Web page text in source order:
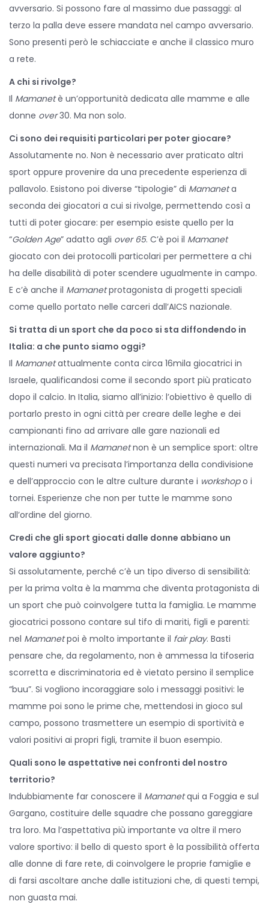
avversario. Si possono fare al massimo due passaggi: al
terzo la palla deve essere mandata nel campo avversario.
Sono presenti però le schiacciate e anche il classico muro
a rete.
A chi si rivolge?
Il Mamanetè un’opportunità dedicata alle mamme e alle
donne over30. Ma non solo.
Ci sono dei requisiti particolari per poter giocare?
Assolutamente no. Non è necessario aver praticato altri
sport oppure provenire da una precedente esperienza di
pallavolo. Esistono poi diverse “tipologie” di Mamaneta
seconda dei giocatori a cui si rivolge, permettendo così a
tutti di poter giocare: per esempio esiste quello per la
“Golden Age” adatto agli over 65. C’è poi il Mamanet
giocato con dei protocolli particolari per permettere a chi
ha delle disabilità di poter scendere ugualmente in campo.
E c’è anche il Mamanetprotagonista di progetti speciali
come quello portato nelle carceri dall’AICS nazionale.
Si tratta di un sport che da poco si sta diffondendo in
Italia: a che punto siamo oggi?
Il Mamanetattualmente conta circa 16mila giocatrici in
Israele, qualificandosi come il secondo sport più praticato
dopo il calcio. In Italia, siamo all’inizio: l’obiettivo è quello di
portarlo presto in ogni città per creare delle leghe e dei
campionanti fino ad arrivare alle gare nazionali ed
internazionali. Ma il Mamanetnon è un semplice sport: oltre
questi numeri va precisata l’importanza della condivisione
e dell’approccio con le altre culture durante i workshopo i
tornei. Esperienze che non per tutte le mamme sono
all’ordine del giorno.
Credi che gli sport giocati dalle donne abbiano un
valore aggiunto?
Si assolutamente, perché c’è un tipo diverso di sensibilità:
per la prima volta è la mamma che diventa protagonista di
un sport che può coinvolgere tutta la famiglia. Le mamme
giocatrici possono contare sul tifo di mariti, figli e parenti:
nel Mamanetpoi è molto importante il fair play. Basti
pensare che, da regolamento, non è ammessa la tifoseria
scorretta e discriminatoria ed è vietato persino il semplice
“buu”. Si vogliono incoraggiare solo i messaggi positivi: le
mamme poi sono le prime che, mettendosi in gioco sul
campo, possono trasmettere un esempio di sportività e
valori positivi ai propri figli, tramite il buon esempio.
Quali sono le aspettative nei confronti del nostro
territorio?
Indubbiamente far conoscere il Mamanetqui a Foggia e sul
Gargano, costituire delle squadre che possano gareggiare
tra loro. Ma l’aspettativa più importante va oltre il mero
valore sportivo: il bello di questo sport è la possibilità offerta
alle donne di fare rete, di coinvolgere le proprie famiglie e
di farsi ascoltare anche dalle istituzioni che, di questi tempi,
non guasta mai.